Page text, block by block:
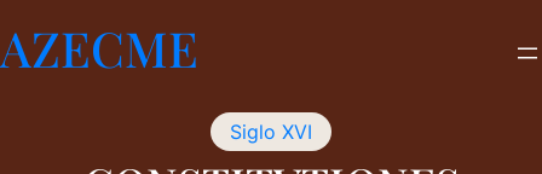
al
contenido
AZECME
Siglo XVI